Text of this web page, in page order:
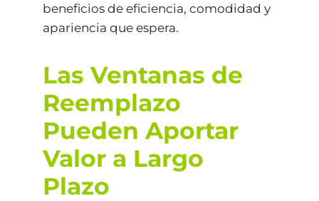
beneficios de eficiencia, comodidad y
apariencia que espera.
Las Ventanas de
Reemplazo
Pueden Aportar
Valor a Largo
Plazo